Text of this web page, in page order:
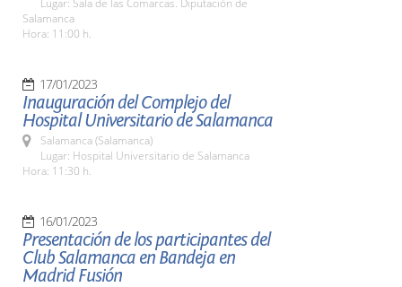
Lugar: Sala de las Comarcas. Diputación de
Salamanca
Hora: 11:00 h.
17/01/2023
Inauguración del Complejo del
Hospital Universitario de Salamanca
Salamanca (Salamanca)
Lugar: Hospital Universitario de Salamanca
Hora: 11:30 h.
16/01/2023
Presentación de los participantes del
Club Salamanca en Bandeja en
Madrid Fusión